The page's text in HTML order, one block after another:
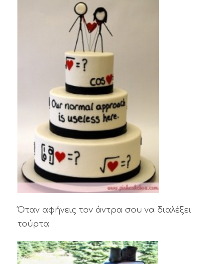
Όταν αφήνεις τον άντρα σου να διαλέξει
τούρτα